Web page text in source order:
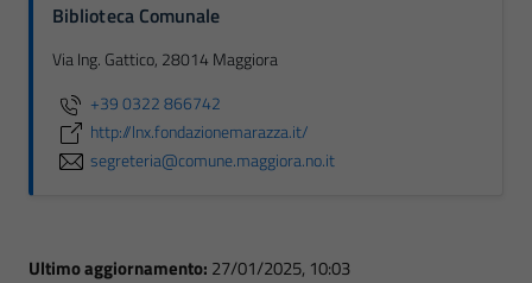
Biblioteca Comunale
Via Ing. Gattico, 28014 Maggiora
+39 0322 866742
http://lnx.fondazionemarazza.it/
segreteria@comune.maggiora.no.it
Ultimo aggiornamento: 27/01/2025, 10:03